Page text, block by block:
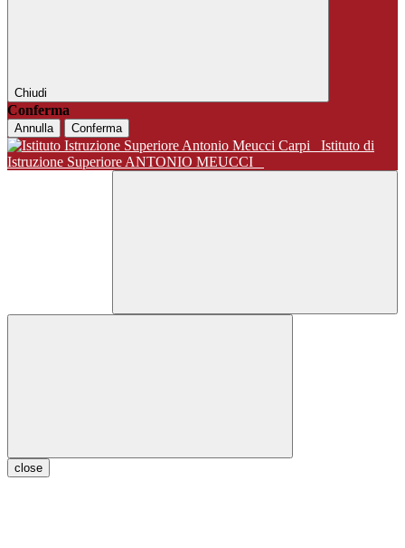
Chiudi
Conferma
Annulla Conferma
Istituto di
Istruzione Superiore ANTONIO MEUCCI
close